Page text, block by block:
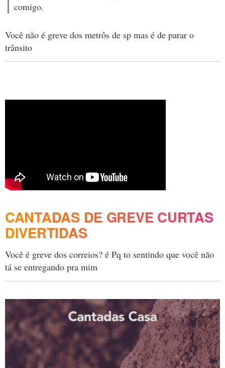
comigo.
Você não é greve dos metrôs de sp mas é de parar o
trânsito
CANTADAS DE GREVE CURTAS
DIVERTIDAS
Você é greve dos correios? é Pq to sentindo que você não
tá se entregando pra mim